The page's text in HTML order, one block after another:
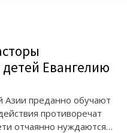
Евангелию
Азии преданно обучают
противоречат
отчаянно нуждаются…